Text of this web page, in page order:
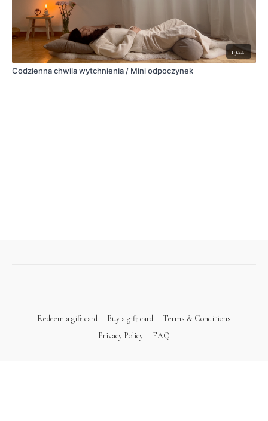
19:24
Codzienna chwila wytchnienia / Mini odpoczynek
Redeem a gift card Buy a gift card
Terms & Conditions
Privacy Policy
FAQ